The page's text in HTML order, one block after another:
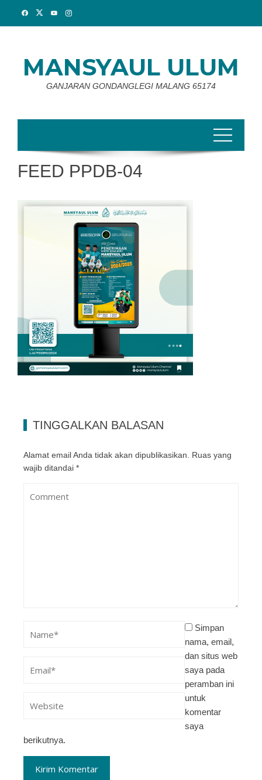
MANSYAUL ULUM
GANJARAN GONDANGLEGI MALANG 65174
FEED PPDB-04
TINGGALKAN BALASAN
Alamat email Anda tidak akan dipublikasikan. Ruas yang
wajib ditandai *
Simpan
nama, email,
dan situs web
saya pada
peramban ini
untuk
komentar
saya
berikutnya.